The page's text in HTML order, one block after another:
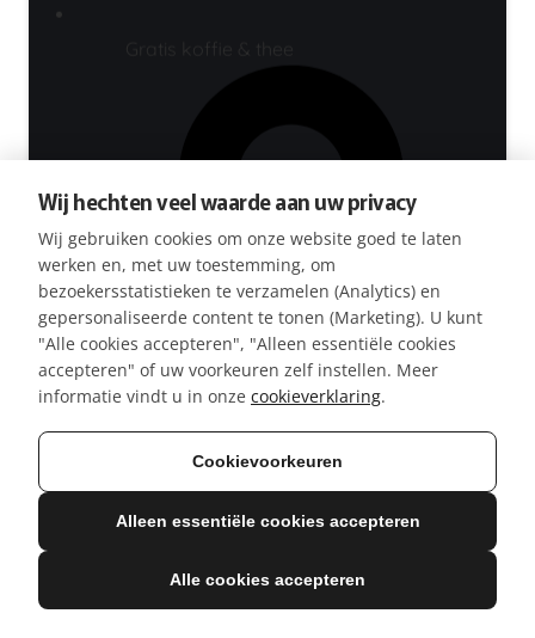
Deelname-certificaat
PROBEER GRATIS!
Wij hechten veel waarde aan uw privacy
Wij gebruiken cookies om onze website goed te laten
werken en, met uw toestemming, om
bezoekersstatistieken te verzamelen (Analytics) en
gepersonaliseerde content te tonen (Marketing). U kunt
"Alle cookies accepteren", "Alleen essentiële cookies
accepteren" of uw voorkeuren zelf instellen. Meer
informatie vindt u in onze cookieverklaring.
Cookievoorkeuren
Alleen essentiële cookies accepteren
Alle cookies accepteren